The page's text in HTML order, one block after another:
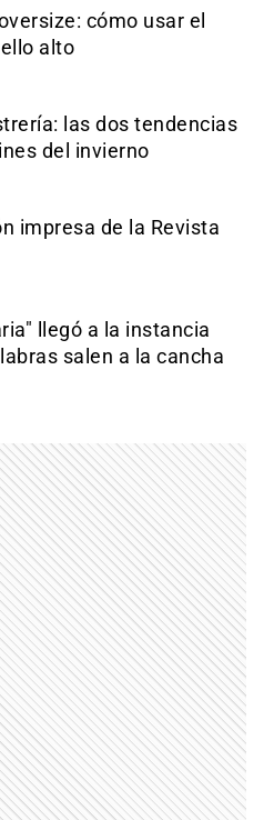
cómo usar el
alto
las dos tendencias
del invierno
impresa de la Revista
llegó a la instancia
salen a la cancha